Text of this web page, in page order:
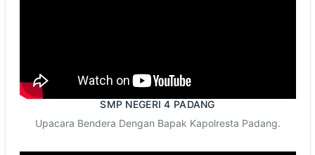
SMP NEGERI 4 PADANG
Upacara Bendera Dengan Bapak Kapolresta Padang.